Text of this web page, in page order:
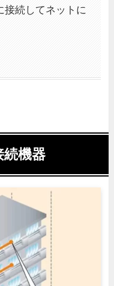
接続してネットに
続機器